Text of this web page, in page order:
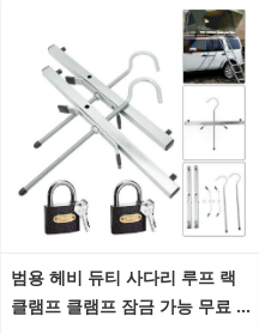
범용 헤비 듀티 사다리 루프 랙
클램프 클램프 잠금 가능 무료 2